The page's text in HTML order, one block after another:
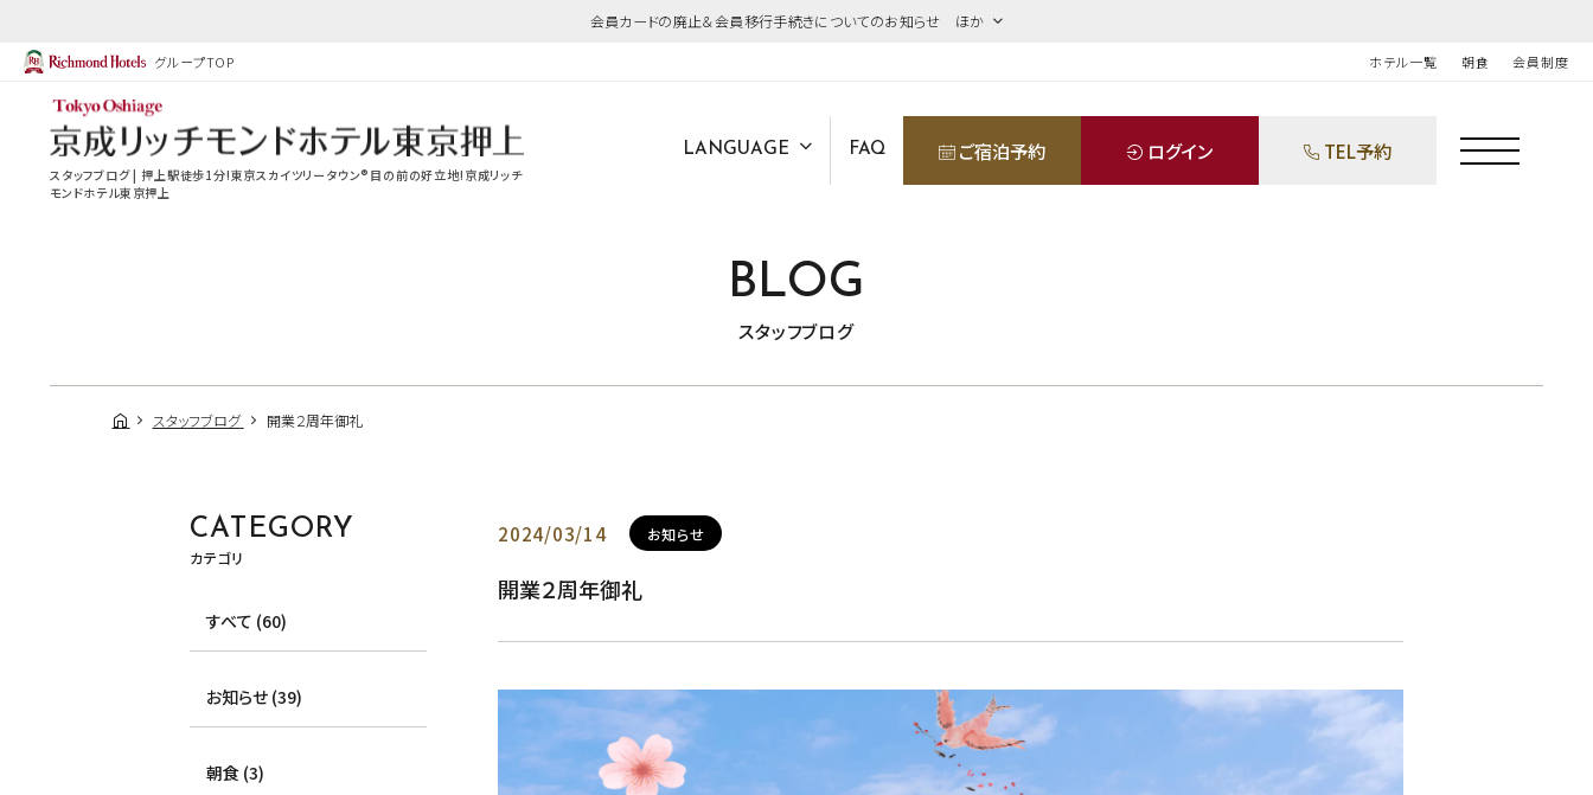
会員カードの廃止＆会員移行手続きについてのお知らせ ほか
グループTOP ホテル一覧 朝食 会員制度
スタッフブログ | 押上駅徒歩1分!東京スカイツリータウン®目の前の好立地!京成リッチ
モンドホテル東京押上
LANGUAGE FAQ ご宿泊予約 ログイン TEL予約
BLOG
スタッフブログ
スタッフブログ 開業２周年御礼
2024/03/14 お知らせ
開業２周年御礼
CATEGORY
カテゴリ
すべて (60)
お知らせ (39)
朝食 (3)